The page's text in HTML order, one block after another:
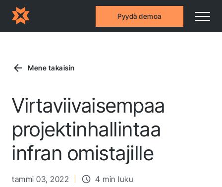
Pyydä demoa
Mene takaisin
Virtaviivaisempaa
projektinhallintaa
infran omistajille
tammi 03, 2022 4 min luku